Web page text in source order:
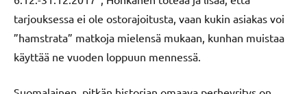
tarjouksessa ei ole ostorajoitusta, vaan kukin asiakas voi
”hamstrata” matkoja mielensä mukaan, kunhan muistaa
käyttää ne vuoden loppuun mennessä.